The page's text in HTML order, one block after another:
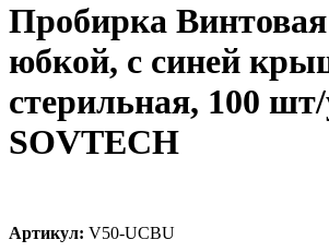
Пробирка
юбкой, c синей
стерильная, 100
SOVTECH
Артикул: V50-UCBU